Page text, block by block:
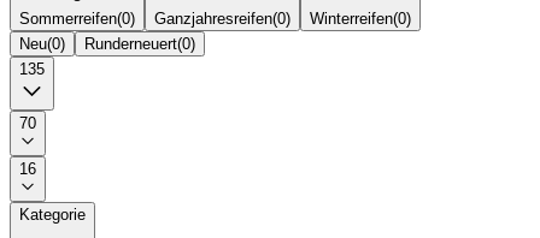
Sommerreifen(0) Ganzjahresreifen(0) Winterreifen(0)
Neu(0) Runderneuert(0)
135
70
16
Kategorie